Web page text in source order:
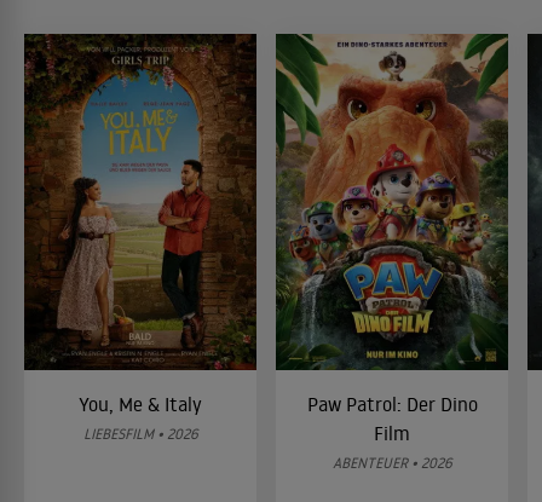
You, Me & Italy
LIEBESFILM • 2026
Paw Patrol: Der Dino
Film
ABENTEUER • 2026